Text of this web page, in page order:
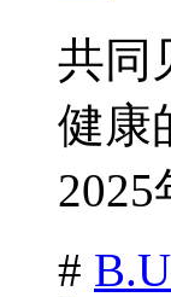
共同
健康
#